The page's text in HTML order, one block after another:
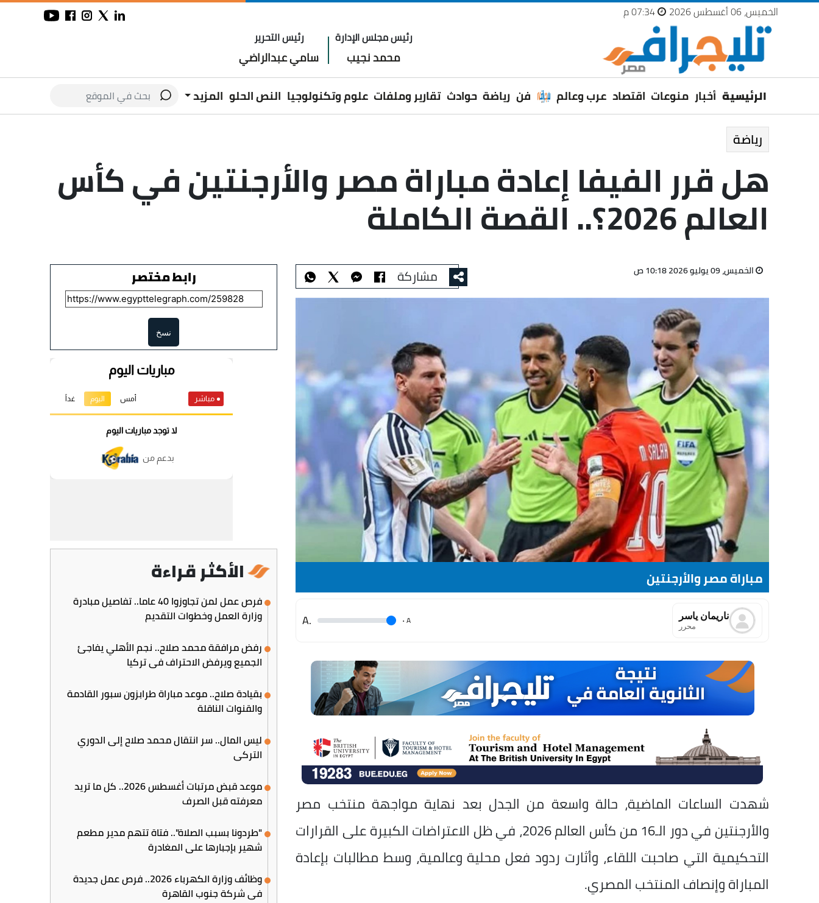
الخميس، 06 أغسطس 2026
07:34 م
رئيس مجلس الإدارة
محمد نجيب
رئيس التحرير
سامي عبدالراضي
الرئيسية أخبار منوعات اقتصاد عرب وعالم فن رياضة حوادث تقارير وملفات علوم وتكنولوجيا النص الحلو المزيد
رياضة
هل قرر الفيفا إعادة مباراة مصر والأرجنتين في كأس
العالم 2026؟.. القصة الكاملة
الخميس، 09 يوليو 2026 10:18 ص مشاركة
مباراة مصر والأرجنتين
ناريمان ياسر
محرر A
.
.A
شهدت الساعات الماضية، حالة واسعة من الجدل بعد نهاية مواجهة منتخب مصر
والأرجنتين في دور الـ16 من كأس العالم 2026، في ظل الاعتراضات الكبيرة على القرارات
التحكيمية التي صاحبت اللقاء، وأثارت ردود فعل محلية وعالمية، وسط مطالبات بإعادة
المباراة وإنصاف المنتخب المصري.
رابط مختصر
نسخ
الأكثر قراءة
فرص عمل لمن تجاوزوا 40 عاما.. تفاصيل مبادرة
وزارة العمل وخطوات التقديم
رفض مرافقة محمد صلاح.. نجم الأهلي يفاجئ
الجميع ويرفض الاحتراف في تركيا
بقيادة صلاح.. موعد مباراة طرابزون سبور القادمة
والقنوات الناقلة
ليس المال.. سر انتقال محمد صلاح إلى الدوري
التركي
موعد قبض مرتبات أغسطس 2026.. كل ما تريد
معرفته قبل الصرف
"طردونا بسبب الصلاة".. فتاة تتهم مدير مطعم
شهير بإجبارها على المغادرة
وظائف وزارة الكهرباء 2026.. فرص عمل جديدة
في شركة جنوب القاهرة